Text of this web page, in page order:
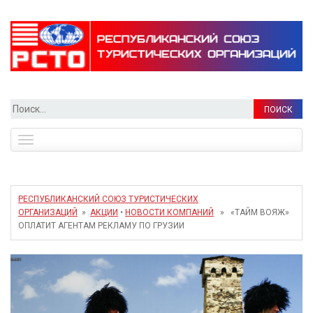
Найти:
navigation
РЕСПУБЛИКАНСКИЙ СОЮЗ ТУРИСТИЧЕСКИХ
ОРГАНИЗАЦИЙ
» АКЦИИ • НОВОСТИ КОМПАНИЙ
» «ТАЙМ ВОЯЖ»
ОПЛАТИТ АГЕНТАМ РЕКЛАМУ ПО ГРУЗИИ